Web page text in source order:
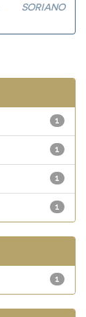
SORIANO
1
1
1
1
1